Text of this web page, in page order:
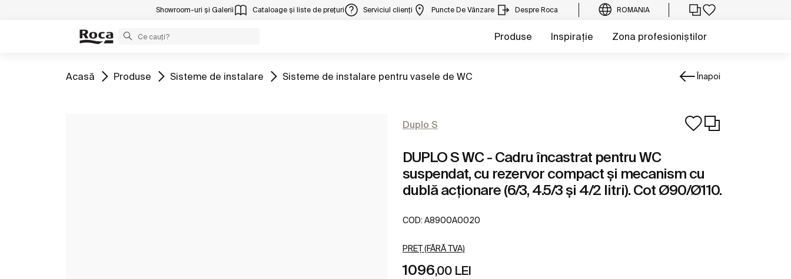
Showroom-uri și Galerii Cataloage și liste de prețuri Serviciul clienți Puncte De Vânzare Despre Roca ROMANIA
Produse Inspirație Zona profesioniștilor
Mergeți la
Acasă Mergeți la
Produse Mergeți la
Sisteme de instalare Mergeți la
Sisteme de instalare pentru vasele de WC Înapoi
Duplo S
DUPLO S WC - Cadru încastrat pentru WC
suspendat, cu rezervor compact și mecanism cu
dublă acționare (6/3, 4.5/3 și 4/2 litri). Cot Ø90/Ø110.
COD: A8900A0020
PREȚ (FĂRĂ TVA)
1096,00 LEI